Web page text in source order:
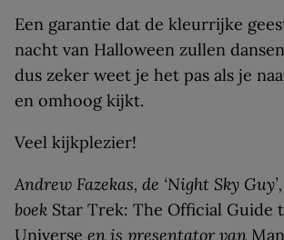
Een garantie dat de kleurrijke
nacht van Halloween zullen
dus zeker weet je het pas als je
en omhoog kijkt.
Veel kijkplezier!
Andrew Fazekas, de ‘Night Sky
boek Star Trek: The Official Guide
Universe en is presentator van